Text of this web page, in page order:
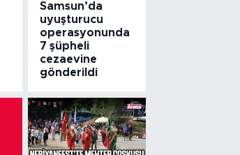
Samsun’da
uyuşturucu
operasyonunda
7 şüpheli
cezaevine
gönderildi